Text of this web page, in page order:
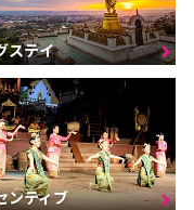
ステイ
ンティブ